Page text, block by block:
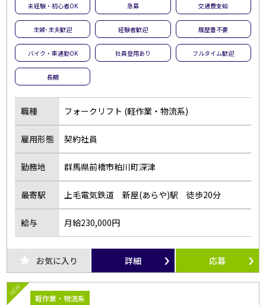
未経験・初心者OK 急募 交通費支給
主婦･主夫歓迎 経験者歓迎 履歴書不要
バイク・車通勤OK 社員登用あり フルタイム歓迎
長期
職種 フォークリフト (軽作業・物流系)
雇用形態 契約社員
勤務地 群馬県前橋市粕川町深津
最寄駅 上毛電気鉄道 新屋(あらや)駅 徒歩20分
給与 月給230,000円
お気に入り 詳細 応募
NEW
軽作業・物流系